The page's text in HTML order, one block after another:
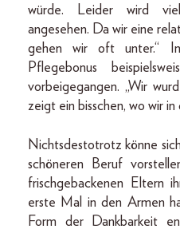
würde. Leider wird
angesehen. Da wir eine
gehen wir oft unter.“
Pflegebonus
vorbeigegangen. „Wir
zeigt ein bisschen, wo wir
Nichtsdestotrotz könne
schöneren Beruf
frischgebackenen Eltern
erste Mal in den Armen
Form der Dankbarkeit